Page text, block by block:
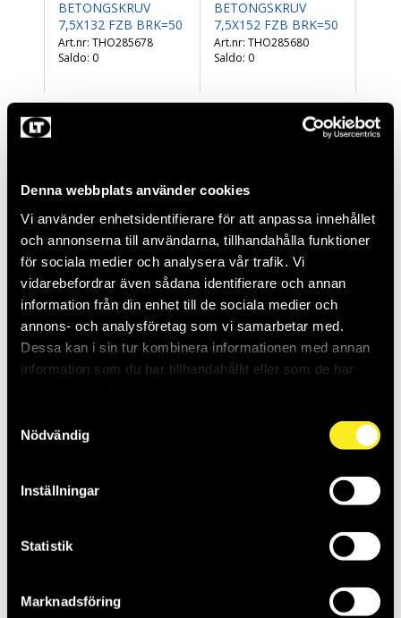
Denna webbplats använder cookies
Vi använder enhetsidentifierare för att anpassa innehållet
och annonserna till användarna, tillhandahålla funktioner
för sociala medier och analysera vår trafik. Vi
vidarebefordrar även sådana identifierare och annan
information från din enhet till de sociala medier och
annons- och analysföretag som vi samarbetar med.
Dessa kan i sin tur kombinera informationen med annan
information som du har tillhandahållit eller som de har
Nödvändig
Inställningar
Statistik
Marknadsföring
BETONGSKRUV
7,5X132 FZB BRK=50
THO285678
Saldo: 0
BETONGSKRUV
7,5X152 FZB BRK=50
THO285680
Saldo: 0
BETONGSKRUV
7,5X182 FZB BRK=50
THO285682
BETONGSKR R-LX HF
6,0X50 ZF BRK=50
THO288305
BETONGSKR R-LX HF
BETONGSKR R-LX HF